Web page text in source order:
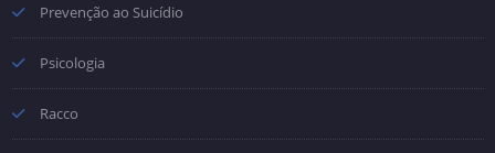
Prevenção ao Suicídio
Psicologia
Racco